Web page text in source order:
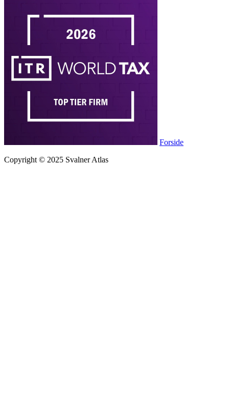
Forside
Copyright © 2025 Svalner Atlas